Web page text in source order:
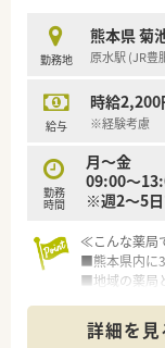
■お客様の満
と考えてお
が働きやす
ており復帰率
■正社員の就
目指しており
■九州ではめ
ざいます。
であり、長年
ハートクロス
く、長く働く
＜充実の研修
■必須研修や
勤務地
熊本県 菊
原水駅 (JR豊
給与
時給
※経験考慮
勤務
時間
月～金
09:00～
※週2～5
≪こんな薬局
■熊本県内に
■地域の薬局
■今後は新規
詳細を見